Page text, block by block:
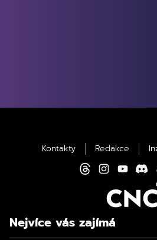
Nejvíce vás zajímá
Kontakty Redakce